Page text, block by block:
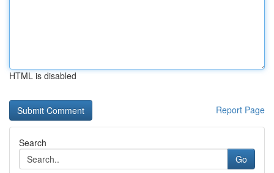
HTML is disabled
Report Page
Search
Go